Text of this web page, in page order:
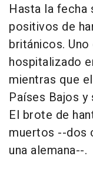
Hasta la fecha
positivos de
británicos.
hospitalizado
mientras que
Países Bajos
El brote de
muertos --dos
una alemana--.